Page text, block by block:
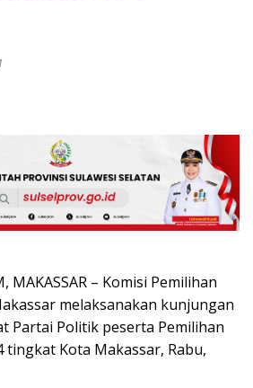
MAKASSAR – Komisi Pemilihan
melaksanakan kunjungan
Partai Politik peserta Pemilihan
tingkat Kota Makassar, Rabu,